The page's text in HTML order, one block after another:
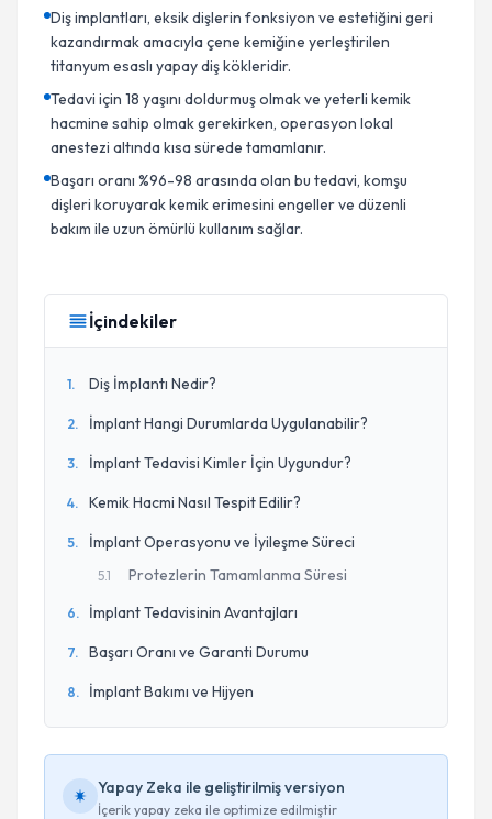
Diş implantları, eksik dişlerin fonksiyon ve estetiğini geri
kazandırmak amacıyla çene kemiğine yerleştirilen
titanyum esaslı yapay diş kökleridir.
Tedavi için 18 yaşını doldurmuş olmak ve yeterli kemik
hacmine sahip olmak gerekirken, operasyon lokal
anestezi altında kısa sürede tamamlanır.
Başarı oranı %96-98 arasında olan bu tedavi, komşu
dişleri koruyarak kemik erimesini engeller ve düzenli
bakım ile uzun ömürlü kullanım sağlar.
İçindekiler
1. Diş İmplantı Nedir?
2. İmplant Hangi Durumlarda Uygulanabilir?
3. İmplant Tedavisi Kimler İçin Uygundur?
4. Kemik Hacmi Nasıl Tespit Edilir?
5. İmplant Operasyonu ve İyileşme Süreci
5.1 Protezlerin Tamamlanma Süresi
6. İmplant Tedavisinin Avantajları
7. Başarı Oranı ve Garanti Durumu
8. İmplant Bakımı ve Hijyen
Yapay Zeka ile geliştirilmiş versiyon
İçerik yapay zeka ile optimize edilmiştir